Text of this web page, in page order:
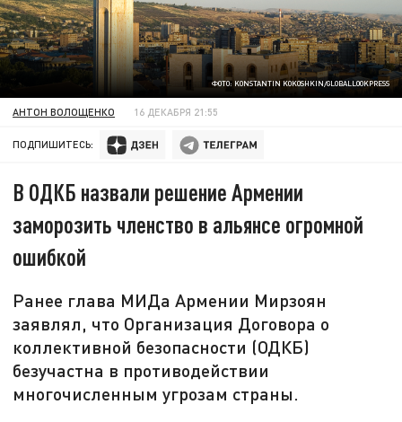
ФОТО: KONSTANTIN KOKOSHKIN/GLOBALLOOKPRESS
АНТОН ВОЛОЩЕНКО 16 ДЕКАБРЯ 21:55
ПОДПИШИТЕСЬ:
В ОДКБ назвали решение Армении
заморозить членство в альянсе огромной
ошибкой
Ранее глава МИДа Армении Мирзоян
заявлял, что Организация Договора о
коллективной безопасности (ОДКБ)
безучастна в противодействии
многочисленным угрозам страны.